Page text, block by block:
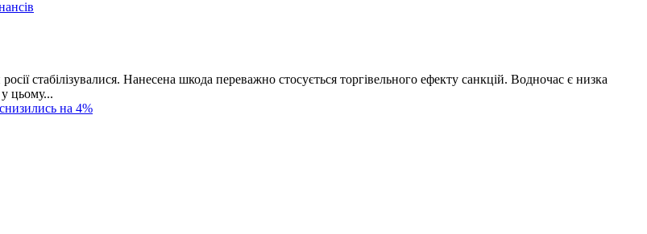
стабілізувалися. Нанесена шкода переважно стосується торгівельного ефекту санкцій. Водночас є низка
у цьому...
на 4%